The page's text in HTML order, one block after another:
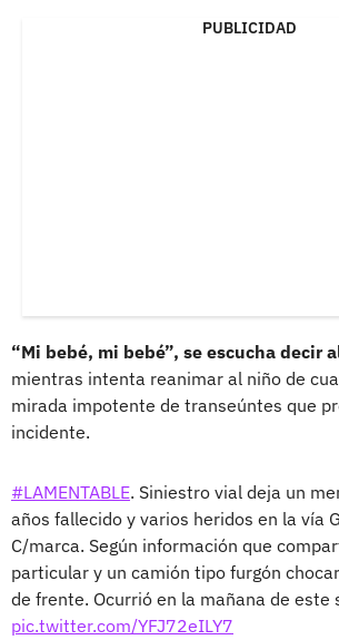
PUBLICIDAD
“Mi bebé, mi bebé”, se escucha decir
mientras intenta reanimar al niño de
mirada impotente de transeúntes que
incidente.
#LAMENTABLE. Siniestro vial deja un
años fallecido y varios heridos en la vía
C/marca. Según información que
particular y un camión tipo furgón
de frente. Ocurrió en la mañana de este
pic.twitter.com/YFJ72eILY7